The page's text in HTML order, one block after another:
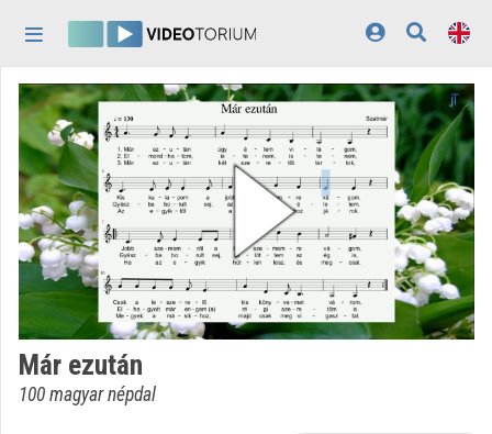
Home
Log In
Discovery
Categories
Playlists
Organizations
Contributors
Már ezután
100 magyar népdal